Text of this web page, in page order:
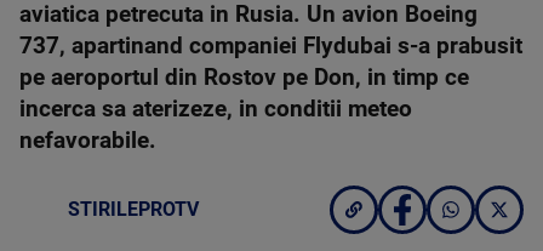
aviatica petrecuta in Rusia. Un avion Boeing
737, apartinand companiei Flydubai s-a prabusit
pe aeroportul din Rostov pe Don, in timp ce
incerca sa aterizeze, in conditii meteo
nefavorabile.
STIRILEPROTV